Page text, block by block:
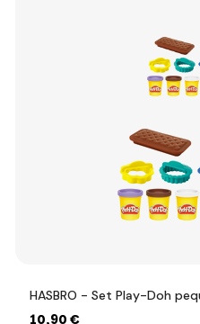
HASBRO - Set Play-Doh
10,90 €